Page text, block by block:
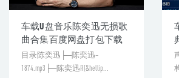
车载U盘音乐陈奕迅无损歌
曲合集百度网盘打包下载
目录陈奕迅├─陈奕迅–
1874.mp3├─陈奕迅R[&hellip...